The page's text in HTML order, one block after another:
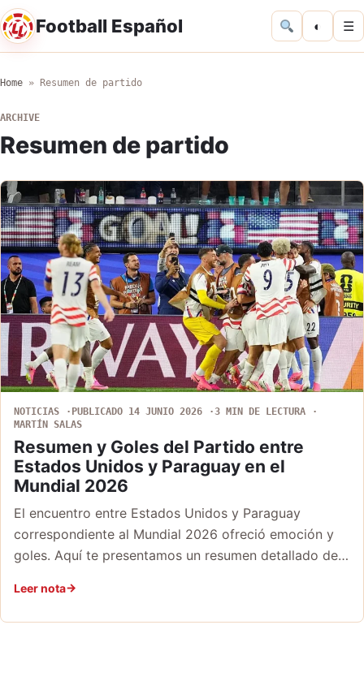
Football Español ◐ ☰
Home » Resumen de partido
ARCHIVE
Resumen de partido
NOTICIAS PUBLICADO 14 JUNIO 2026
3 MIN DE LECTURA
MARTÍN SALAS
Resumen y Goles del Partido entre
Estados Unidos y Paraguay en el
Mundial 2026
El encuentro entre Estados Unidos y Paraguay
correspondiente al Mundial 2026 ofreció emoción y
goles. Aquí te presentamos un resumen detallado de…
Leer nota